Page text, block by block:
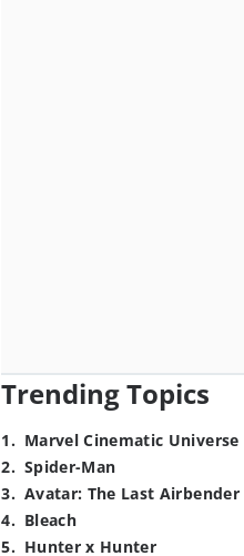
Trending Topics
1. Marvel Cinematic Universe
2. Spider-Man
3. Avatar: The Last Airbender
4. Bleach
5. Hunter x Hunter